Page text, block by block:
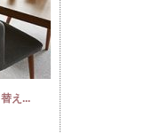
え...